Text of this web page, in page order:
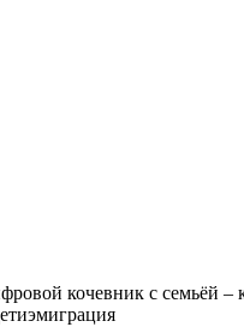
кочевник с семьёй –
эмиграция